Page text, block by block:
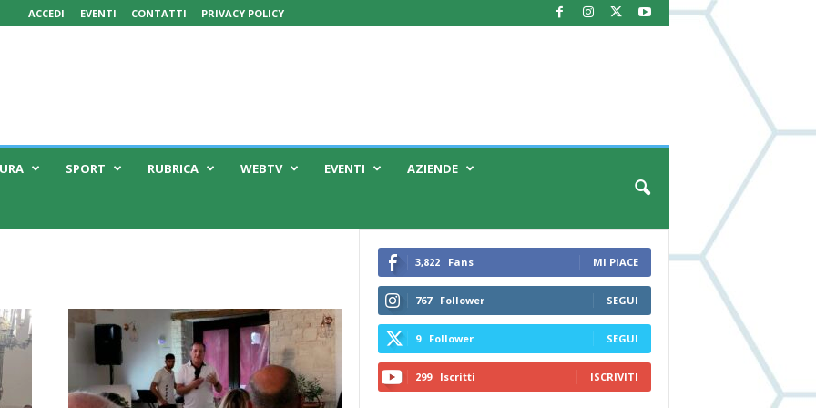
ACCEDI EVENTI CONTATTI PRIVACY POLICY
SPORT RUBRICA WEBTV EVENTI AZIENDE
3,822 Fans MI PIACE
767 Follower SEGUI
9 Follower SEGUI
299 Iscritti ISCRIVITI